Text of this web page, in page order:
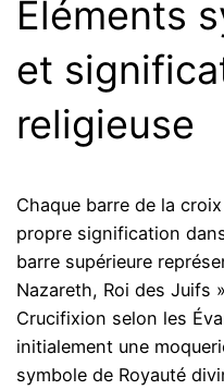
Éléments
et
religieuse
Chaque barre de la
propre signification
barre supérieure
Nazareth, Roi des Juifs
Crucifixion selon les
initialement une
symbole de Royauté